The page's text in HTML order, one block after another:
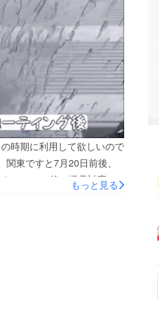
時期に利用して欲しいので
東ですと7月20日前後、
、、その後の撥雪対応し
くお願いします。スタッフ
もっと見る